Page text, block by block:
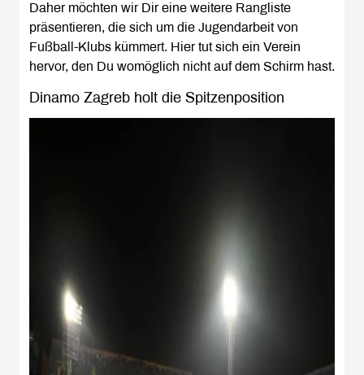
Daher möchten wir Dir eine weitere Rangliste
präsentieren, die sich um die Jugendarbeit von
Fußball-Klubs kümmert. Hier tut sich ein Verein
hervor, den Du womöglich nicht auf dem Schirm hast.
Dinamo Zagreb holt die Spitzenposition